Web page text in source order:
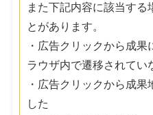
また下記内容に該当する
とがあります。
・広告クリックから成
ラウザ内で遷移されてい
・広告クリックから成
した